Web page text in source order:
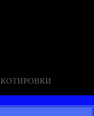
КОТИРОВКИ